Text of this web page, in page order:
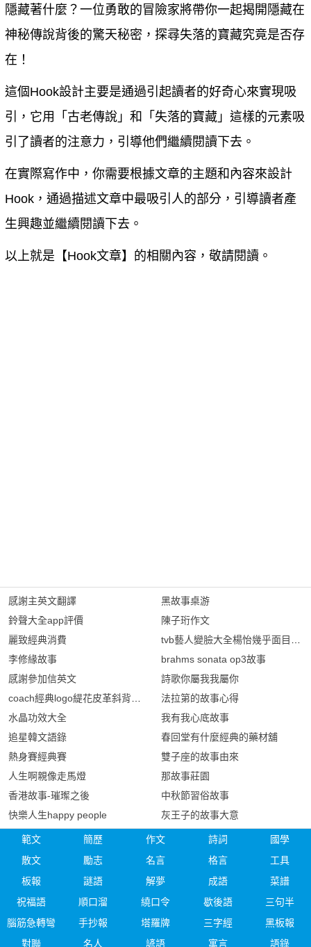
隱藏著什麼？一位勇敢的冒險家將帶你一起揭開隱藏在
神秘傳說背後的驚天秘密，探尋失落的寶藏究竟是否存
在！
這個Hook設計主要是通過引起讀者的好奇心來實現吸
引，它用「古老傳說」和「失落的寶藏」這樣的元素吸
引了讀者的注意力，引導他們繼續閱讀下去。
在實際寫作中，你需要根據文章的主題和內容來設計
Hook，通過描述文章中最吸引人的部分，引導讀者產
生興趣並繼續閱讀下去。
以上就是【Hook文章】的相關內容，敬請閱讀。
感謝主英文翻譯
鈴聲大全app評價
麗致經典消費
李修緣故事
感謝參加信英文
coach經典logo緹花皮革斜背相機包
水晶功效大全
追星韓文語錄
熱身賽經典賽
人生啊親像走馬燈
香港故事-璀璨之後
快樂人生happy people
黑故事桌游
陳子珩作文
tvb藝人變臉大全楊怡幾乎面目全非
brahms sonata op3故事
詩歌你屬我我屬你
法拉第的故事心得
我有我心底故事
春回堂有什麼經典的藥材舖
雙子座的故事由來
那故事莊園
中秋節習俗故事
灰王子的故事大意
範文 簡歷 作文 詩詞
國學
散文
勵志 名言 格言
工具
板報
謎語 解夢 成語
菜譜
祝福語
順口溜 繞口令 歇後語
三句半
腦筋急轉彎
手抄報 塔羅牌 三字經
黑板報
對聯
名人 諺語 寓言 語錄